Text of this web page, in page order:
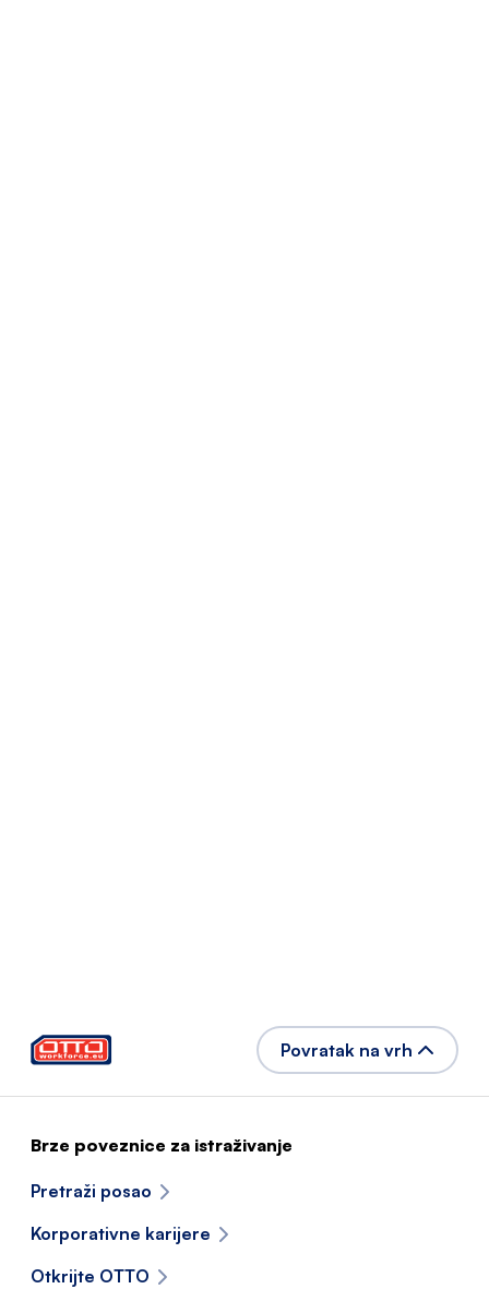
Povratak na vrh
Brze poveznice za istraživanje
Pretraži posao
Korporativne karijere
Otkrijte OTTO